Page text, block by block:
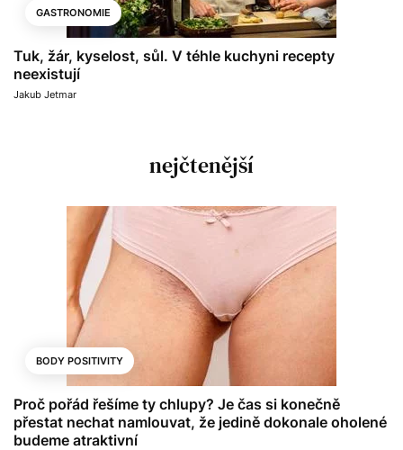
GASTRONOMIE
Tuk, žár, kyselost, sůl. V téhle kuchyni recepty
neexistují
Jakub Jetmar
nejčtenější
BODY POSITIVITY
Proč pořád řešíme ty chlupy? Je čas si konečně
přestat nechat namlouvat, že jedině dokonale oholené
budeme atraktivní